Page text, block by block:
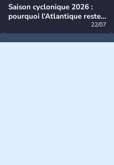
Saison cyclonique 2026 :
pourquoi l’Atlantique reste
22/07